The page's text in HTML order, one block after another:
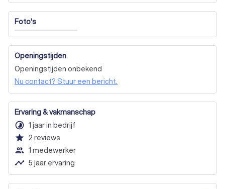
Foto's
Openingstijden
Openingstijden onbekend
Nu contact? Stuur een bericht.
Ervaring & vakmanschap
timelapse 1 jaar in bedrijf
star 2 reviews
people_outline 1 medewerker
timeline 5 jaar ervaring